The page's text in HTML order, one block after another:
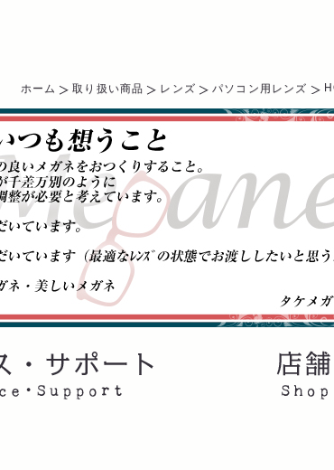
ホーム 取り扱い商品 レンズ パソコン用レンズ